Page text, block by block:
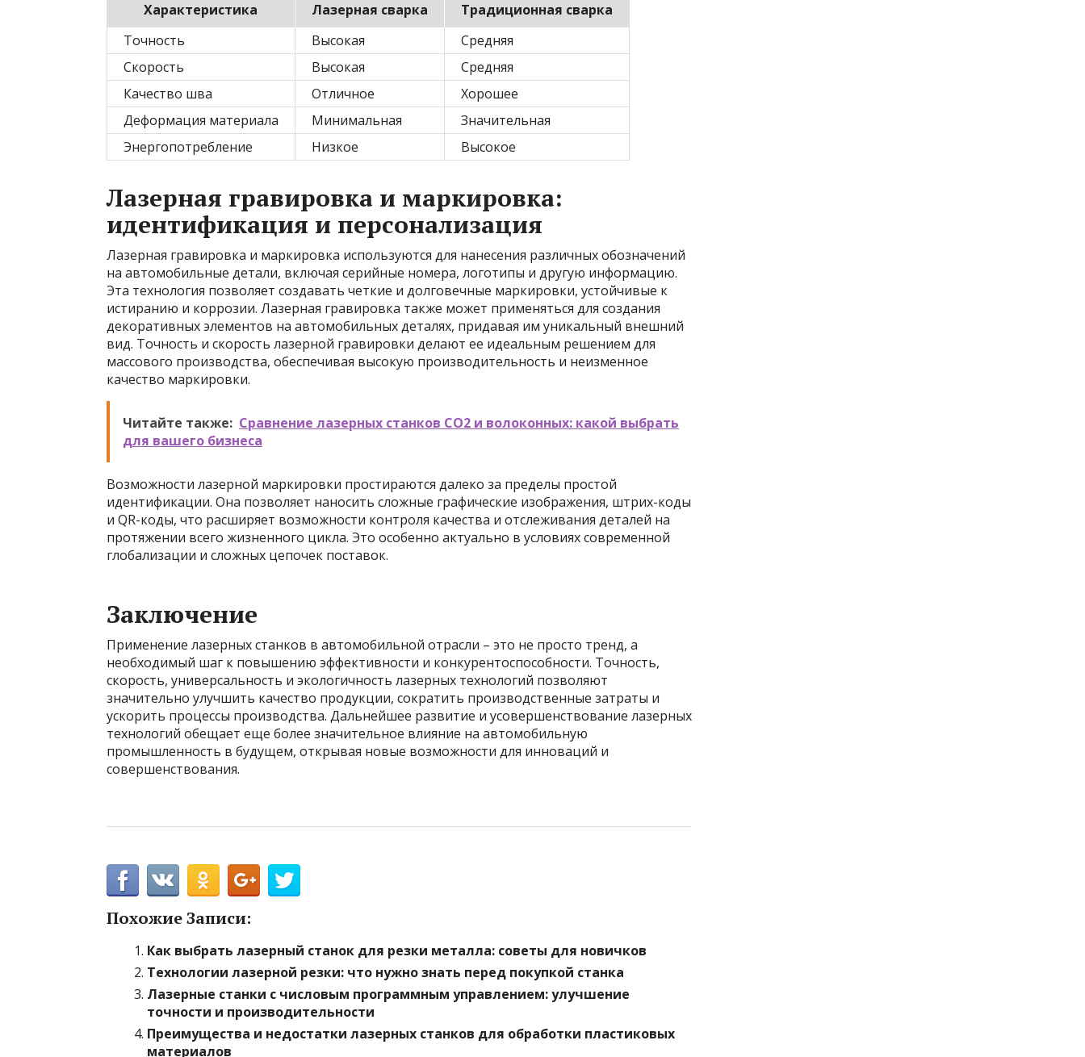
Характеристика Лазерная сварка
Традиционная сварка
Точность
Высокая
Средняя
Скорость
Высокая
Средняя
Качество шва
Отличное
Хорошее
Деформация материала
Минимальная
Значительная
Энергопотребление
Низкое Высокое
Лазерная гравировка и маркировка:
идентификация и персонализация
Лазерная гравировка и маркировка используются для нанесения различных обозначений
на автомобильные детали, включая серийные номера, логотипы и другую информацию.
Эта технология позволяет создавать четкие и долговечные маркировки, устойчивые к
истиранию и коррозии. Лазерная гравировка также может применяться для создания
декоративных элементов на автомобильных деталях, придавая им уникальный внешний
вид. Точность и скорость лазерной гравировки делают ее идеальным решением для
массового производства, обеспечивая высокую производительность и неизменное
качество маркировки.
Читайте также: Сравнение лазерных станков CO2 и волоконных: какой выбрать
для вашего бизнеса
Возможности лазерной маркировки простираются далеко за пределы простой
идентификации. Она позволяет наносить сложные графические изображения, штрих-коды
и QR-коды, что расширяет возможности контроля качества и отслеживания деталей на
протяжении всего жизненного цикла. Это особенно актуально в условиях современной
глобализации и сложных цепочек поставок.
Заключение
Применение лазерных станков в автомобильной отрасли – это не просто тренд, а
необходимый шаг к повышению эффективности и конкурентоспособности. Точность,
скорость, универсальность и экологичность лазерных технологий позволяют
значительно улучшить качество продукции, сократить производственные затраты и
ускорить процессы производства. Дальнейшее развитие и усовершенствование лазерных
технологий обещает еще более значительное влияние на автомобильную
промышленность в будущем, открывая новые возможности для инноваций и
совершенствования.
Похожие Записи:
Как выбрать лазерный станок для резки металла: советы для новичков
Технологии лазерной резки: что нужно знать перед покупкой станка
Лазерные станки с числовым программным управлением: улучшение
точности и производительности
Преимущества и недостатки лазерных станков для обработки пластиковых
материалов